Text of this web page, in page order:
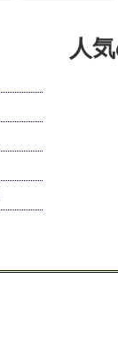
人